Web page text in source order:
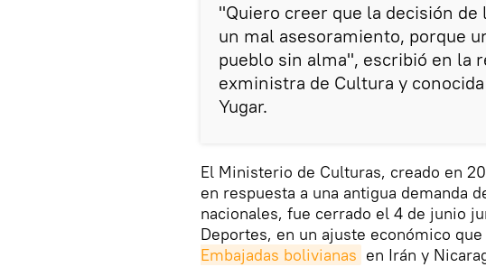
"Quiero creer que la decisión de
un mal asesoramiento, porque
pueblo sin alma", escribió en la
exministra de Cultura y
Yugar.
El Ministerio de Culturas, creado en
en respuesta a una antigua demanda
nacionales, fue cerrado el 4 de junio
Deportes, en un ajuste económico
Embajadas bolivianas en Irán y